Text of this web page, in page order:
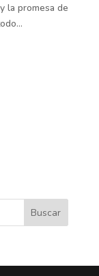
la promesa de
Buscar